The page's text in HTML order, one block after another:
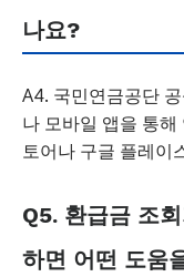
나요?
A4. 국민연금공단
나 모바일 앱을 통
토어나 구글 플레이
Q5. 환급금 조
하면 어떤 도움